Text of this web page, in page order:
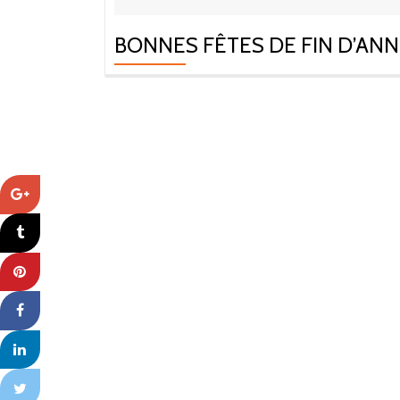
BONNES FÊTES DE FIN